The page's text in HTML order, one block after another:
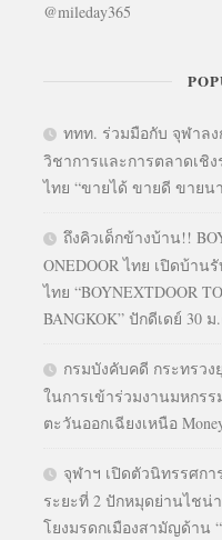
@mileday365
ททท. ร่วมมือกับ จุฬาล
วิชาการและการตลาดเชิ
ไทย “ขายได้ ขายดี ขายน
ถึงคิวเด็กข้างบ้าน!!
ONEDOOR ไทย เปิดบ้า
ไทย “BOYNEXTDOOR
BANGKOK” ปักดีเดย์ 30
กรมบังคับคดี กระทรว
ในการเข้าร่วมงานมหกร
ตะวันออกเฉียงเหนือ
จุฬาฯ เปิดตัวนิทรรศกา
ระยะที่ 2 ปักหมุดย่านไชน่
โยงมรดกเมืองสามัญด้าน